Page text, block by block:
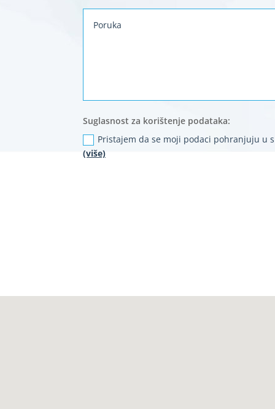
Suglasnost za korištenje podataka:
Pristajem da se moji podaci pohranjuju u
(više)